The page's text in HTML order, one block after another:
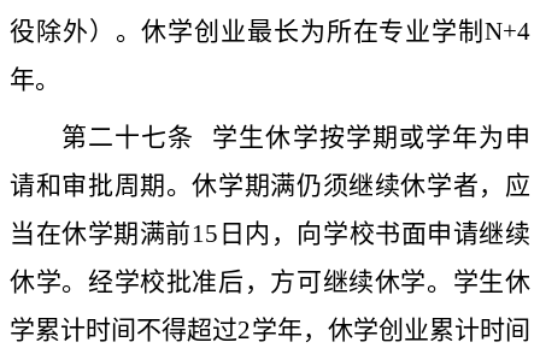
役除外）。休学创业最长为所在专业学制 N+4
年。
第二十七条
学生休学按学期或学年为申
请和审批周期。休学期满仍须继续休学者，应
当在休学期满前15 日内，向学校书面申请继续
休学。经学校批准后，方可继续休学。学生休
学累计时间不得超过2学年，休学创业累计时间